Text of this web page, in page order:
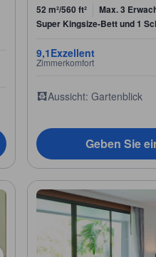
52 m²/560 ft² Max. 3
Super Kingsize-Bett und 1
9,1Exzellent
Zimmerkomfort
Aussicht: Gartenblick
Geben Sie